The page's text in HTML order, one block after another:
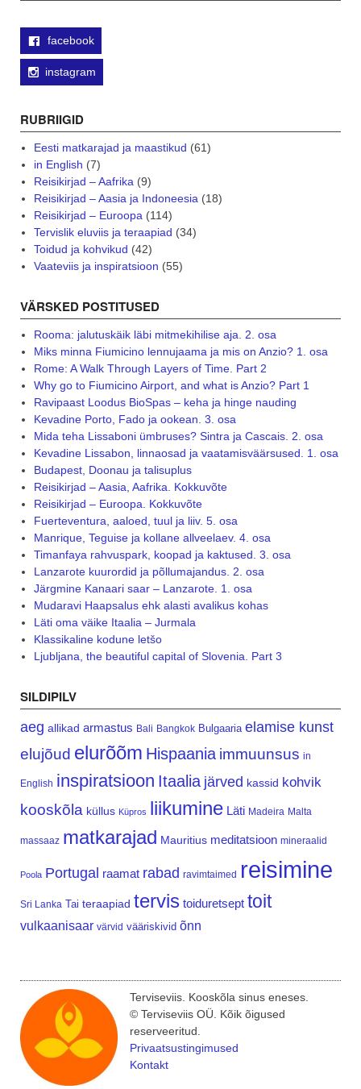
facebook
instagram
RUBRIIGID
Eesti matkarajad ja maastikud (61)
in English (7)
Reisikirjad – Aafrika(9)
Reisikirjad – Aasia ja Indoneesia(18)
Reisikirjad – Euroopa(114)
Tervislik eluviis ja teraapiad (34)
Toidud ja kohvikud (42)
Vaateviis ja inspiratsioon (55)
VÄRSKED POSTITUSED
Rooma: jalutuskäik läbi mitmekihilise aja. 2. osa
Miks minna Fiumicino lennujaama ja mis on Anzio? 1. osa
Rome: A Walk Through Layers of Time. Part 2
Why go to Fiumicino Airport, and what is Anzio? Part 1
Ravipaast Loodus BioSpas – keha ja hinge nauding
Kevadine Porto, Fado ja ookean. 3. osa
Mida teha Lissaboni ümbruses? Sintra ja Cascais. 2. osa
Kevadine Lissabon, linnaosad ja vaatamisväärsused. 1. osa
Budapest, Doonau ja talisuplus
Reisikirjad – Aasia, Aafrika. Kokkuvõte
Reisikirjad – Euroopa. Kokkuvõte
Fuerteventura, aaloed, tuul ja liiv. 5. osa
Manrique, Teguise ja kollane allveelaev. 4. osa
Timanfaya rahvuspark, koopad ja kaktused. 3. osa
Lanzarote kuurordid ja põllumajandus. 2. osa
Järgmine Kanaari saar – Lanzarote. 1. osa
Mudaravi Haapsalus ehk alasti avalikus kohas
Läti oma väike Itaalia – Jurmala
Klassikaline kodune letšo
Ljubljana, the beautiful capital of Slovenia. Part 3
SILDIPILV
aeg allikad armastus Bali Bangkok Bulgaaria elamise kunst
elujõud elurõõm Hispaania immuunsus in
English inspiratsioon Itaalia järved kassid kohvik
kooskõla küllus Küpros liikumine Läti Madeira Malta
massaaz matkarajad Mauritius meditatsioon mineraalid
Poola Portugal raamat rabad ravimtaimed reisimine
Sri Lanka Tai teraapiad tervis toiduretsept toit
vulkaanisaar värvid vääriskivid õnn
Terviseviis. Kooskõla sinus eneses.
© Terviseviis OÜ. Kõik õigused
reserveeritud.
Privaatsustingimused
Kontakt